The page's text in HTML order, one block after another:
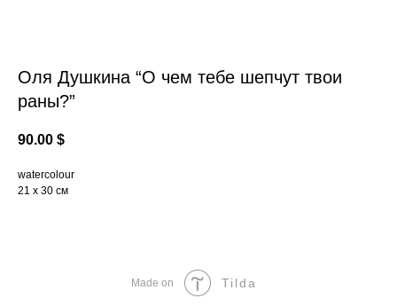
Оля Душкина “О чем тебе шепчут твои
раны?”
90.00 $
watercolour
21 х 30 см
Made on Tilda